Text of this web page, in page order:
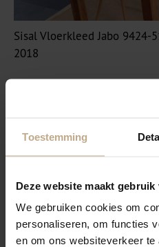
Toestemming
Deze website maakt gebruik
We gebruiken cookies om
personaliseren, om functies
en om ons websiteverkeer
Sisal Vloerkleed Jabo 9424-
2018
Sisal vloerkleed Cunera